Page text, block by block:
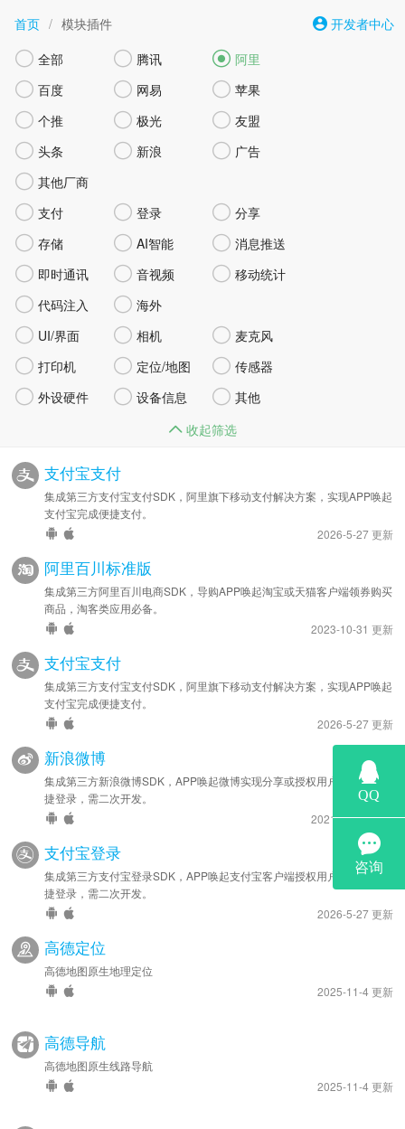
首页 / 模块插件 开发者中心
 全部  腾讯  阿里
 百度  网易  苹果
 个推  极光  友盟
 头条  新浪  广告
 其他厂商
 支付  登录  分享
 存储  AI智能  消息推送
 即时通讯  音视频  移动统计
 代码注入  海外
 UI/界面  相机  麦克风
 打印机  定位/地图  传感器
 外设硬件  设备信息  其他
收起筛选
支付宝支付
集成第三方支付宝支付SDK，阿里旗下移动支付解决方案，实现APP唤起
支付宝完成便捷支付。
2026-5-27 更新
阿里百川标准版
集成第三方阿里百川电商SDK，导购APP唤起淘宝或天猫客户端领券购买
商品，淘客类应用必备。
2023-10-31 更新
支付宝支付
集成第三方支付宝支付SDK，阿里旗下移动支付解决方案，实现APP唤起
支付宝完成便捷支付。
2026-5-27 更新
新浪微博
集成第三方新浪微博SDK，APP唤起微博实现分享或授权用户信息实现快
捷登录，需二次开发。
2021-11-12 更新
支付宝登录
集成第三方支付宝登录SDK，APP唤起支付宝客户端授权用户信息实现快
捷登录，需二次开发。
2026-5-27 更新
高德定位
高德地图原生地理定位
2025-11-4 更新
高德导航
高德地图原生线路导航
2025-11-4 更新